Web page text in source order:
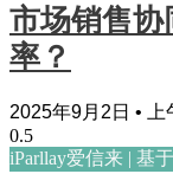
市场销售
率？
2025年9月2日
iParllay爱信来 | 基